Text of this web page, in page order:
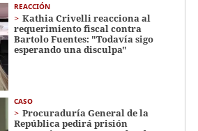
REACCIÓN
Kathia Crivelli reacciona al
requerimiento fiscal contra
Bartolo Fuentes: "Todavía sigo
esperando una disculpa"
CASO
Procuraduría General de la
República pedirá prisión